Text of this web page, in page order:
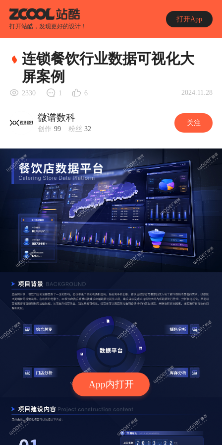
打开站酷，发现更好的设计！
打开App
App内打开
连锁餐饮行业数据可视化大
屏案例
2330 1 6 2024.11.28
微谱数科
创作 99 粉丝 32
关注